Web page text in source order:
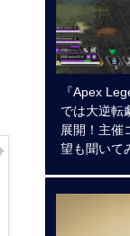
『Apex
では大逆転
展開！主催
望も聞いて